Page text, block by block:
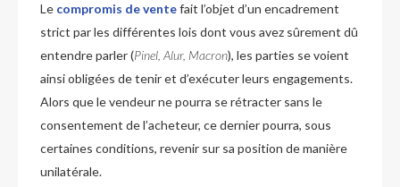
Le compromis de ventefait l’objet d’un encadrement
strict par les différentes lois dont vous avez sûrement dû
entendre parler (Pinel, Alur, Macron), les parties se voient
ainsi obligées de tenir et d’exécuter leurs engagements.
Alors que le vendeur ne pourra se rétracter sans le
consentement de l’acheteur, ce dernier pourra, sous
certaines conditions, revenir sur sa position de manière
unilatérale.